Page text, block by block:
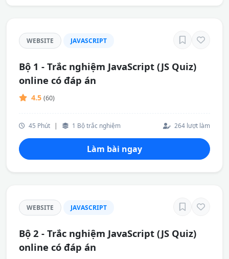
WEBSITE JAVASCRIPT
Bộ 1 - Trắc nghiệm JavaScript (JS Quiz)
online có đáp án
4.5 (60)
45 Phút | 1 Bộ trắc nghiệm 264 lượt làm
Làm bài ngay
WEBSITE JAVASCRIPT
Bộ 2 - Trắc nghiệm JavaScript (JS Quiz)
online có đáp án